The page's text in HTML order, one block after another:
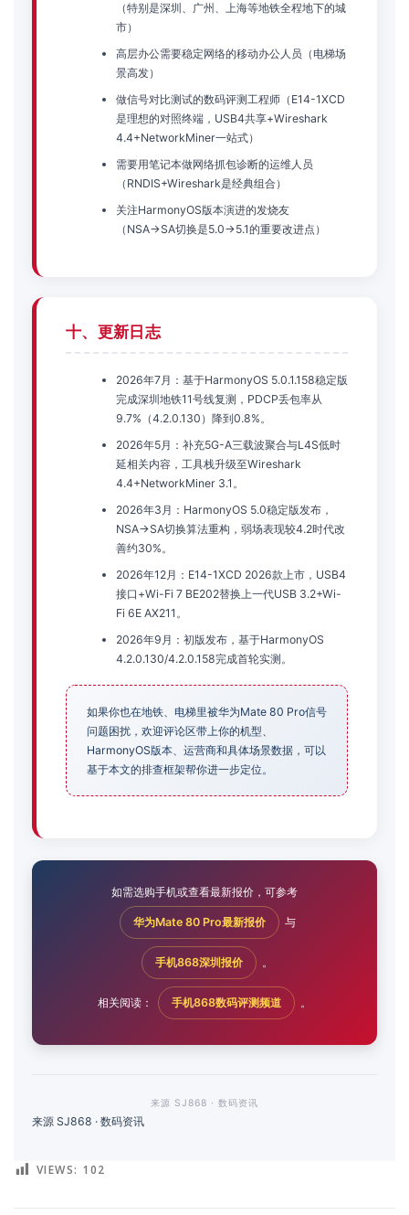
（特别是深圳、广州、上海等地铁全程地下的城
市）
高层办公需要稳定网络的移动办公人员（电梯场
景高发）
做信号对比测试的数码评测工程师（E14-1XCD
是理想的对照终端，USB4共享+Wireshark
4.4+NetworkMiner一站式）
需要用笔记本做网络抓包诊断的运维人员
（RNDIS+Wireshark是经典组合）
关注HarmonyOS版本演进的发烧友
（NSA→SA切换是5.0→5.1的重要改进点）
十、更新日志
2026年7月：基于HarmonyOS 5.0.1.158稳定版
完成深圳地铁11号线复测，PDCP丢包率从
9.7%（4.2.0.130）降到0.8%。
2026年5月：补充5G-A三载波聚合与L4S低时
延相关内容，工具栈升级至Wireshark
4.4+NetworkMiner 3.1。
2026年3月：HarmonyOS 5.0稳定版发布，
NSA→SA切换算法重构，弱场表现较4.2时代改
善约30%。
2026年12月：E14-1XCD 2026款上市，USB4
接口+Wi-Fi 7 BE202替换上一代USB 3.2+Wi-
Fi 6E AX211。
2026年9月：初版发布，基于HarmonyOS
4.2.0.130/4.2.0.158完成首轮实测。
如果你也在地铁、电梯里被华为Mate 80 Pro信号
问题困扰，欢迎评论区带上你的机型、
HarmonyOS版本、运营商和具体场景数据，可以
基于本文的排查框架帮你进一步定位。
如需选购手机或查看最新报价，可参考
华为Mate 80 Pro最新报价 与
手机868深圳报价 。
相关阅读： 手机868数码评测频道 。
来源 SJ868 · 数码资讯
来源 SJ868 · 数码资讯
VIEWS: 102